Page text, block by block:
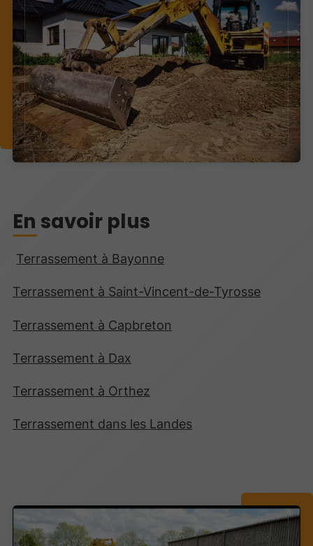
En savoir plus
Terrassement à Bayonne
Terrassement à Saint-Vincent-de-Tyrosse
Terrassement à Capbreton
Terrassement à Dax
Terrassement à Orthez
Terrassement dans les Landes